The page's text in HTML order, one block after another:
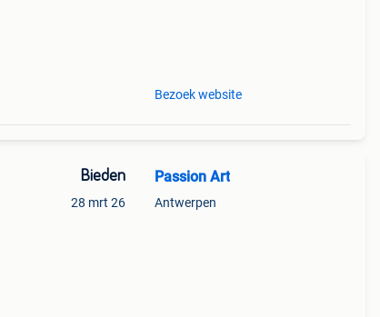
Bezoek website
Bieden
28 mrt 26
Passion Art
Antwerpen